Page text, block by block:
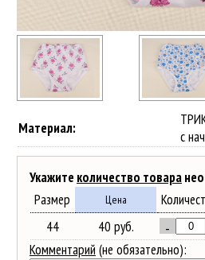
Материал:
с
Укажите количество товара
Размер
Цена
44
40 руб. -
Комментарий (не обязательно):